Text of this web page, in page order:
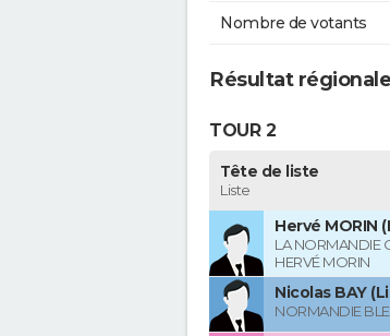
Nombre de votants
Résultat
TOUR 2
Tête de liste
Liste
Hervé MORIN
LA NORMANDIE
HERVÉ MORIN
Nicolas BAY
NORMANDIE